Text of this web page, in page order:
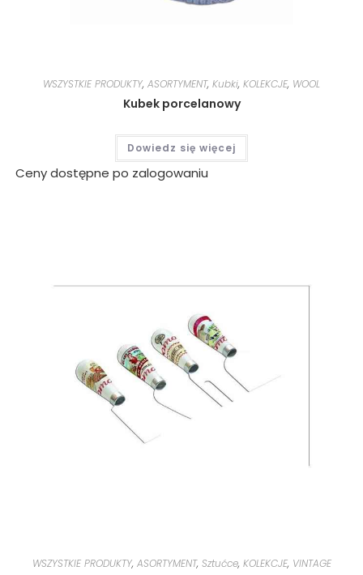
WSZYSTKIE PRODUKTY, ASORTYMENT, Kubki, KOLEKCJE, WOOL
Kubek porcelanowy
Dowiedz się więcej
Ceny dostępne po zalogowaniu
WSZYSTKIE PRODUKTY, ASORTYMENT, Sztućce, KOLEKCJE, VINTAGE